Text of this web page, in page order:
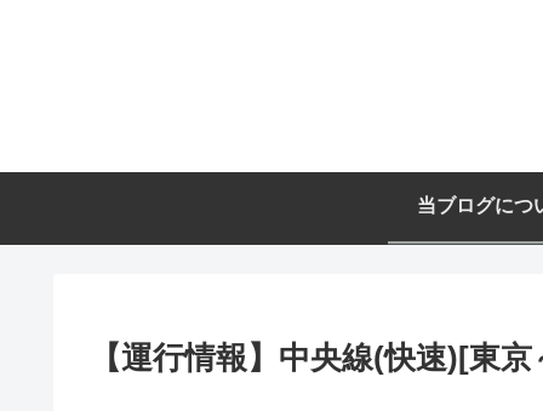
当ブログにつ
【運行情報】中央線(快速)[東